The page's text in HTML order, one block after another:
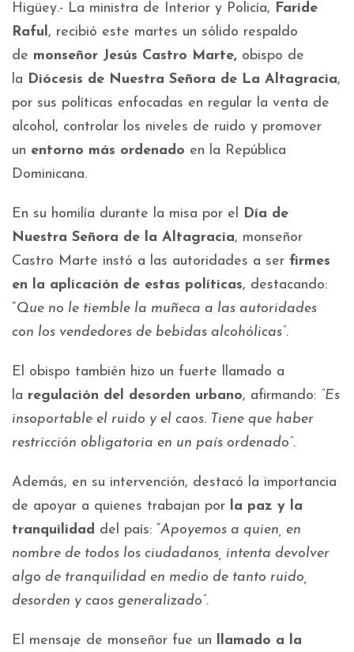
Higüey.- La ministra de Interior y Policía, Faride
Raful, recibió este martes un sólido respaldo
de monseñor Jesús Castro Marte, obispo de
la Diócesis de Nuestra Señora de La Altagracia,
por sus políticas enfocadas en regular la venta de
alcohol, controlar los niveles de ruido y promover
un entorno más ordenado en la República
Dominicana.
En su homilía durante la misa por el Día de
Nuestra Señora de la Altagracia, monseñor
Castro Marte instó a las autoridades a ser firmes
en la aplicación de estas políticas, destacando:
“Que no le tiemble la muñeca a las autoridades
con los vendedores de bebidas alcohólicas”.
El obispo también hizo un fuerte llamado a
la regulación del desorden urbano, afirmando: “Es
insoportable el ruido y el caos. Tiene que haber
restricción obligatoria en un país ordenado”.
Además, en su intervención, destacó la importancia
de apoyar a quienes trabajan por la paz y la
tranquilidad del país: “Apoyemos a quien, en
nombre de todos los ciudadanos, intenta devolver
algo de tranquilidad en medio de tanto ruido,
desorden y caos generalizado”.
El mensaje de monseñor fue un llamado a la